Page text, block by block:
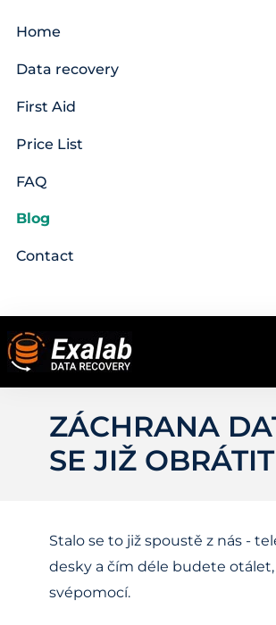
Home
Data recovery
First Aid
Price List
FAQ
Blog
Contact
ZÁCHRANA
SE JIŽ
Stalo se to již spoustě z nás -
desky a čím déle budete
svépomocí.